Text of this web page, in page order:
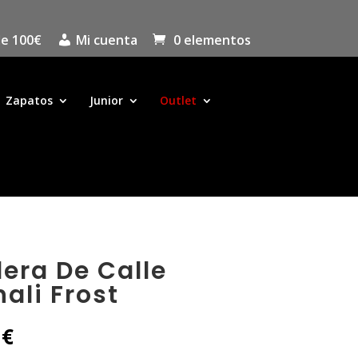
100€ Mi cuenta 0 elementos
Zapatos Junior Outlet
De Calle
Frost
€El